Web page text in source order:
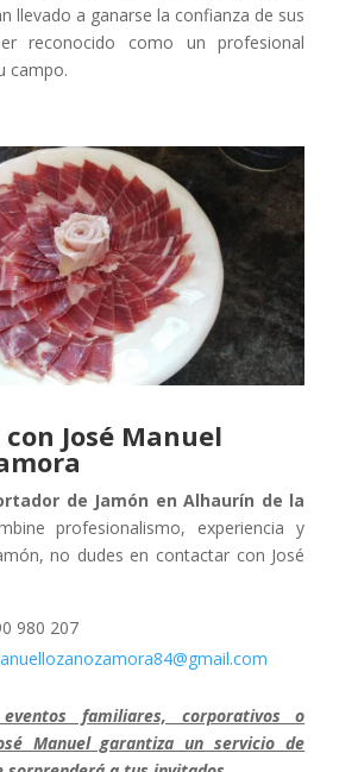
llevado a ganarse la confianza de sus
reconocido como un profesional
campo.
José Manuel
de Jamón en Alhaurín de la
profesionalismo, experiencia y
no dudes en contactar con José
980 207
familiares, corporativos o
Manuel garantiza un servicio de